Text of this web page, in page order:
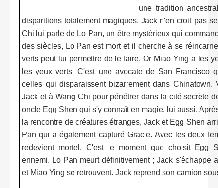
une tradition
disparitions totalement magiques. Jack n'en croit pas
Chi lui parle de Lo Pan, un être mystérieux qui
des siècles, Lo Pan est mort et il cherche à se
verts peut lui permettre de le faire. Or Miao Ying a les
les yeux verts. C'est une avocate de San Francisco
celles qui disparaissent bizarrement dans
Jack et à Wang Chi pour pénétrer dans la cité secrète
oncle Egg Shen qui s'y connaît en magie, lui aussi.
la rencontre de créatures étranges, Jack et Egg Shen
Pan qui a également capturé Gracie. Avec les deux
redevient mortel. C'est le moment que choisit Egg
ennemi. Lo Pan meurt définitivement ; Jack s'échappe
et Miao Ying se retrouvent. Jack reprend son camion